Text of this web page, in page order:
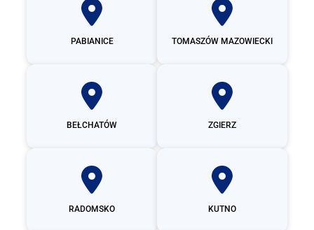
PABIANICE TOMASZÓW MAZOWIECKI
BEŁCHATÓW ZGIERZ
RADOMSKO KUTNO